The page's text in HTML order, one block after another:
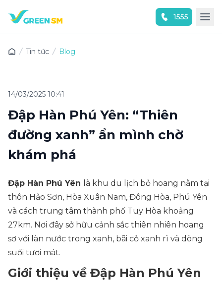
1555
Tin tức Blog
14/03/2025 10:41
Đập Hàn Phú Yên: “Thiên
đường xanh” ẩn mình chờ
khám phá
Đập Hàn Phú Yên là khu du lịch bỏ hoang nằm tại
thôn Hảo Sơn, Hòa Xuân Nam, Đông Hòa, Phú Yên
và cách trung tâm thành phố Tuy Hòa khoảng
27km. Nơi đây sở hữu cảnh sắc thiên nhiên hoang
sơ với làn nước trong xanh, bãi cỏ xanh rì và dòng
suối tươi mát.
Giới thiệu về Đập Hàn Phú Yên